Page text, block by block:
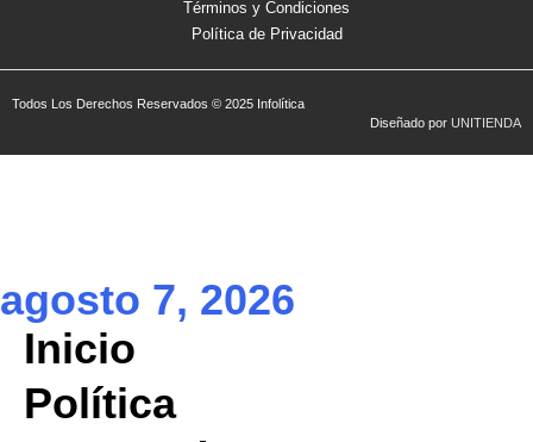
Términos y Condiciones
Política de Privacidad
Todos Los Derechos Reservados © 2025 Infolítica
Diseñado por UNITIENDA
agosto 7, 2026
Inicio
Política